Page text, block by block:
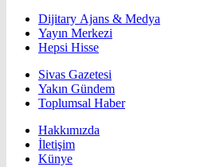
Dijitary Ajans & Medya
Yayın Merkezi
Hepsi Hisse
Sivas Gazetesi
Yakın Gündem
Toplumsal Haber
Hakkımızda
İletişim
Künye